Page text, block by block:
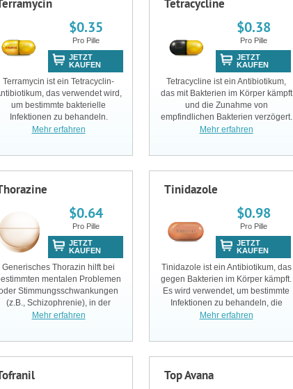
$0.35
Pro Pille
JETZT
KAUFEN
Terramycin ist ein Tetracyclin-
das verwendet wird,
um bestimmte bakterielle
Infektionen zu behandeln.
Mehr erfahren
Tetracycline
$0.38
Pro Pille
JETZT
KAUFEN
Tetracycline ist ein Antibiotikum,
das mit Bakterien im Körper kämpft
und die Zunahme von
empfindlichen Bakterien verzögert.
Mehr erfahren
$0.64
Pro Pille
JETZT
KAUFEN
Generisches Thorazin hilft bei
mentalen Problemen
Stimmungsschwankungen
(z.B., Schizophrenie), in der
manischen Phase von bipolaren
Mehr erfahren
Tinidazole
$0.98
Pro Pille
JETZT
KAUFEN
Tinidazole ist ein Antibiotikum, das
gegen Bakterien im Körper kämpft.
Es wird verwendet, um bestimmte
Infektionen zu behandeln, die
durch Bakterien, wie Infektion der
Mehr erfahren
Top Avana